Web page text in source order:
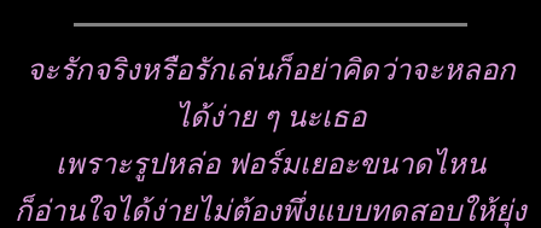
จะรักจริงหรือรักเล่นก็อย่าคิดว่าจะหลอก
ได้ง่าย ๆ นะเธอ
เพราะรูปหล่อ ฟอร์มเยอะขนาดไหน
ก็อ่านใจได้ง่ายไม่ต้องพึ่งแบบทดสอบให้ยุ่ง